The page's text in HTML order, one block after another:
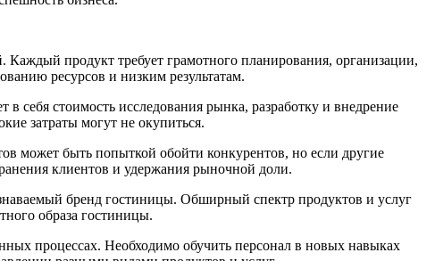
продукт требует грамотного планирования, организации,
ресурсов и низким результатам.
стоимость исследования рынка, разработку и внедрение
затраты могут не окупиться.
может быть попыткой обойти конкурентов, но если другие
клиентов и удержания рыночной доли.
бренд гостиницы. Обширный спектр продуктов и услуг
образа гостиницы.
процессах. Необходимо обучить персонал в новых навыках